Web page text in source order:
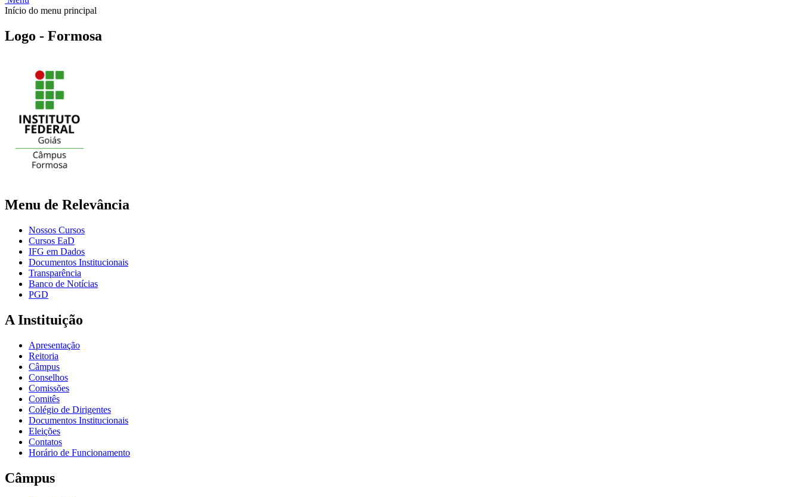
Início do menu principal
Logo - Formosa
Menu de Relevância
Nossos Cursos
Cursos EaD
IFG em Dados
Documentos Institucionais
Transparência
Banco de Notícias
PGD
A Instituição
Apresentação
Reitoria
Câmpus
Conselhos
Comissões
Comitês
Colégio de Dirigentes
Documentos Institucionais
Eleições
Contatos
Horário de Funcionamento
Câmpus